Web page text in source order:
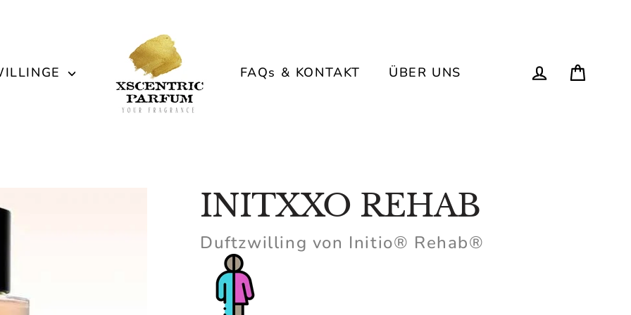
FAQs & KONTAKT ÜBER UNS Einloggen
INITXXO REHAB
Duftzwilling von Initio® Rehab®